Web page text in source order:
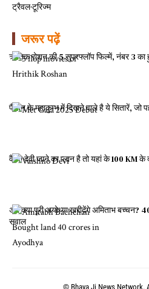
ट्रैवल-टूरिज्म
जरूर पढ़ें
ऋतिक रोशन की 5 सुपरफ्लॉप फिल्में, नंबर 3 का
फैशन के महाकुम्भ में दिखने वाले है ये सितारें, जो
वैष्णो देवी जाने का प्लान है तो यहां के 100 KM
अब क्या पूरी अयोध्या खरीदेंगे अमिताभ बच्चन?
सवाल
© Bhaya Ji News Network.